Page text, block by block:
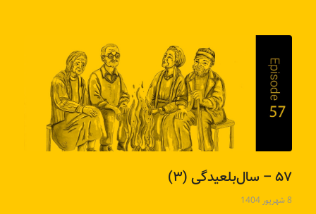
۵۷ – سال‌بلعیدگی (۳)
8 شهریور 1404